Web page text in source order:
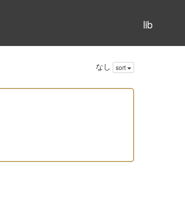
lib
なし sort